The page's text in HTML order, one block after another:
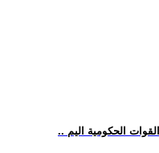
الحكومية اليم